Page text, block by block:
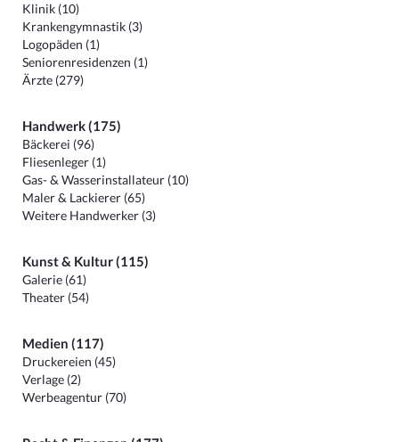
Klinik (10)
Krankengymnastik (3)
Logopäden (1)
Seniorenresidenzen (1)
Ärzte (279)
Handwerk (175)
Bäckerei (96)
Fliesenleger (1)
Gas- & Wasserinstallateur (10)
Maler & Lackierer (65)
Weitere Handwerker (3)
Kunst & Kultur (115)
Galerie (61)
Theater (54)
Medien (117)
Druckereien (45)
Verlage (2)
Werbeagentur (70)